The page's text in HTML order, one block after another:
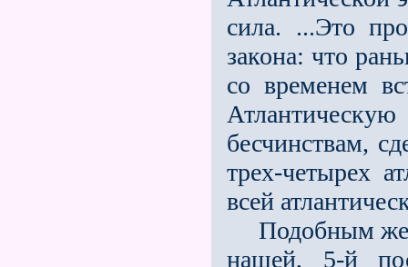
сила. ...Это
закона: что
со временем
бесчинствам,
трех-четырех
всей
Подобным же
нашей, 5-й